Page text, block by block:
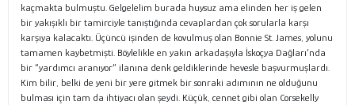
kaçmakta bulmuştu. Gelgelelim burada huysuz ama elinden her iş gelen
bir yakışıklı bir tamirciyle tanıştığında cevaplardan çok sorularla karşı
karşıya kalacaktı. Üçüncü işinden de kovulmuş olan Bonnie St. James, yolunu
tamamen kaybetmişti. Böylelikle en yakın arkadaşıyla İskoçya Dağları’nda
bir “yardımcı aranıyor” ilanına denk geldiklerinde hevesle başvurmuşlardı.
Kim bilir, belki de yeni bir yere gitmek bir sonraki adımının ne olduğunu
bulması için tam da ihtiyacı olan şeydi. Küçük, cennet gibi olan Corsekelly